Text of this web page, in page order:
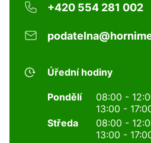
+420 554 281 002
Úřední hodiny
Pondělí
08:00 -
13:00 -
Středa
08:00 -
13:00 -